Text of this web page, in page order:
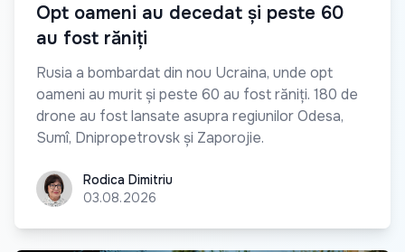
Opt oameni au decedat și peste 60
au fost răniți
Rusia a bombardat din nou Ucraina, unde opt
oameni au murit și peste 60 au fost răniți. 180 de
drone au fost lansate asupra regiunilor Odesa,
Sumî, Dnipropetrovsk și Zaporojie.
Rodica Dimitriu
Rodica Dimitriu
03.08.2026